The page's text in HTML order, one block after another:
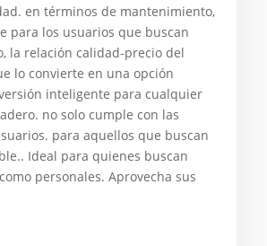
en términos de mantenimiento,
para los usuarios que buscan
la relación calidad-precio del
lo convierte en una opción
inteligente para cualquier
no solo cumple con las
para aquellos que buscan
Ideal para quienes buscan
personales. Aprovecha sus